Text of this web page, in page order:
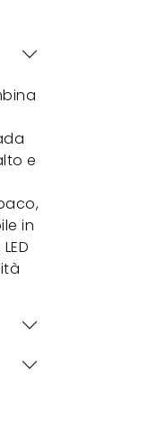
e
in